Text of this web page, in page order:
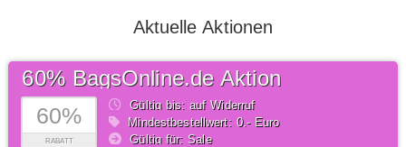
Aktuelle Aktionen
60%
RABATT
60% BagsOnline.de Aktion
Gültig bis: auf Widerruf
Mindestbestellwert: 0,- Euro
Gültig für: Sale